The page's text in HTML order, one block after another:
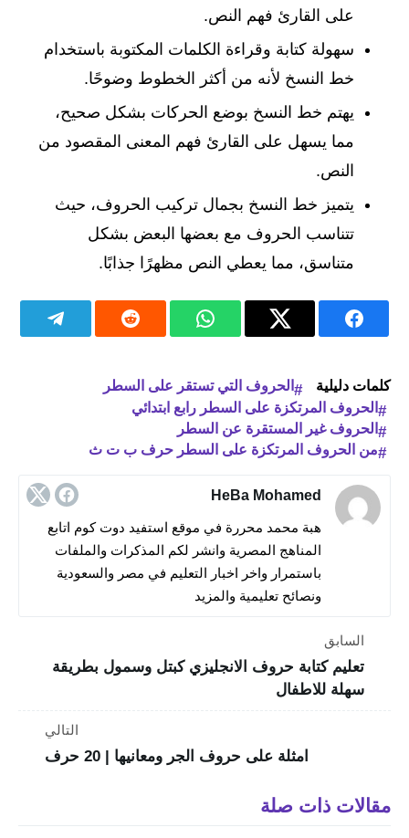
على القارئ فهم النص.
سهولة كتابة وقراءة الكلمات المكتوبة باستخدام
خط النسخ لأنه من أكثر الخطوط وضوحًا.
يهتم خط النسخ بوضع الحركات بشكل صحيح،
مما يسهل على القارئ فهم المعنى المقصود من
النص.
يتميز خط النسخ بجمال تركيب الحروف، حيث
تتناسب الحروف مع بعضها البعض بشكل
متناسق، مما يعطي النص مظهرًا جذابًا.
كلمات دليلية
الحروف التي تستقر على السطر
الحروف المرتكزة على السطر رابع ابتدائي
الحروف غير المستقرة عن السطر
من الحروف المرتكزة على السطر حرف ب ت ث
HeBa Mohamed
هبة محمد محررة في موقع استفيد دوت كوم اتابع
المناهج المصرية وانشر لكم المذكرات والملفات
باستمرار واخر اخبار التعليم في مصر والسعودية
ونصائح تعليمية والمزيد
السابق
تعليم كتابة حروف الانجليزي كبتل وسمول بطريقة
سهلة للاطفال
التالي
امثلة على حروف الجر ومعانيها | 20 حرف
مقالات ذات صلة